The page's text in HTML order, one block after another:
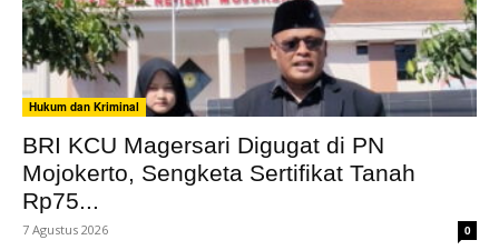
Hukum dan Kriminal
BRI KCU Magersari Digugat di PN
Mojokerto, Sengketa Sertifikat Tanah
Rp75...
7 Agustus 2026 0